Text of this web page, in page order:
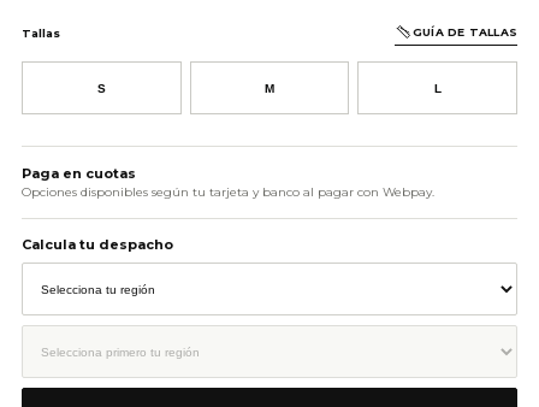
Tallas GUÍA DE TALLAS
S M L
AÑADIR AL CARRITO
Paga en cuotas
Opciones disponibles según tu tarjeta y banco al pagar con Webpay.
Calcula tu despacho